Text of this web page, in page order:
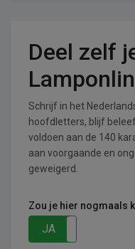
Deel zelf
Schrijf in het
hoofdletters, blijf
voldoen aan de 140
aan voorgaande en
geweigerd.
Zou je hier nogmaals
JA